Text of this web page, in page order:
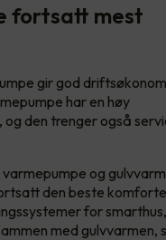
fortsatt mest
gir god
har en høy
den trenger også
varmepumpe og
den beste
for
med gulvvarmen,